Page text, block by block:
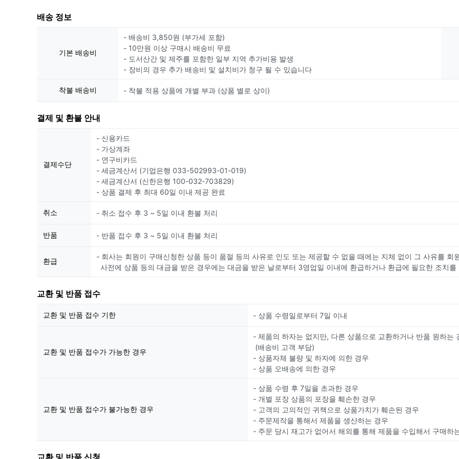
배송 정보
기본 배송비
- 배송비 3,850원 (부가세 포함)
- 10만원 이상 구매시 배송비 무료
- 도서산간 및 제주를 포함한 일부 지역 추가비용 발생
- 장비의 경우 추가 배송비 및 설치비가 청구 될 수 있습니다
착불 배송비 - 착불 적용 상품에 개별 부과 (상품 별로 상이)
결제 및 환불 안내
결제수단
- 신용카드
- 가상계좌
- 연구비카드
- 세금계산서 (기업은행 033-502993-01-019)
- 세금계산서 (신한은행 100-032-703829)
- 상품 결제 후 최대 60일 이내 제공 완료
취소 - 취소 접수 후 3 ~ 5일 이내 환불 처리
반품 - 반품 접수 후 3 ~ 5일 이내 환불 처리
환급
- 회사는 회원이 구매신청한 상품 등이 품절 등의 사유로 인도 또는 제공할 수 없을 때에는 지체 없이 그 사유를 회
사전에 상품 등의 대금을 받은 경우에는 대금을 받은 날로부터 3영업일 이내에 환급하거나 환급에 필요한 조치를
교환 및 반품 접수
교환 및 반품 접수 기한 - 상품 수령일로부터 7일 이내
교환 및 반품 접수가 가능한 경우
- 제품의 하자는 없지만, 다른 상품으로 교환하거나 반품 원하는
(배송비 고객 부담)
- 상품자체 불량 및 하자에 의한 경우
- 상품 오배송에 의한 경우
교환 및 반품 접수가 불가능한 경우
- 상품 수령 후 7일을 초과한 경우
- 개별 포장 상품의 포장을 훼손한 경우
- 고객의 고의적인 귀책으로 상품가치가 훼손된 경우
- 주문제작을 통해서 제품을 생산하는 경우
- 주문 당시 재고가 없어서 해외를 통해 제품을 수입해서 구매하
교환 및 반품 신청